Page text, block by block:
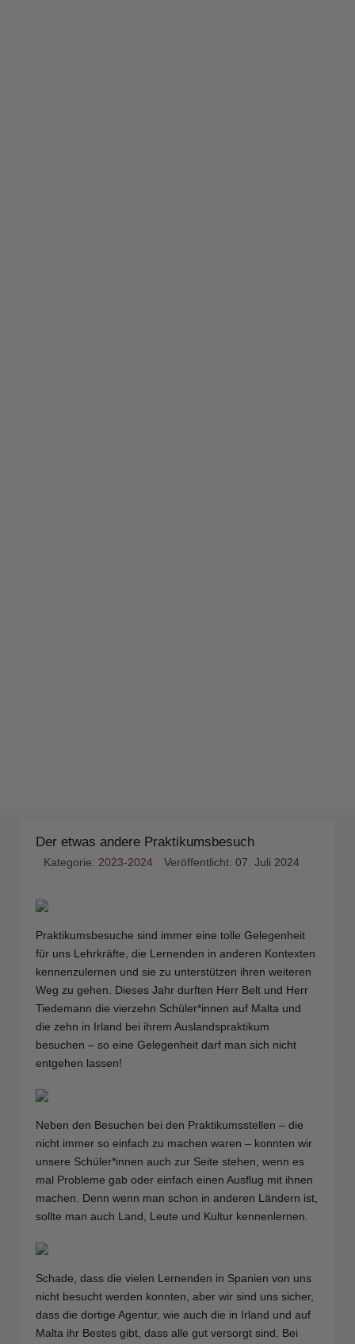
Der etwas andere Praktikumsbesuch
Kategorie:2023-2024 Veröffentlicht: 07. Juli 2024
Praktikumsbesuche sind immer eine tolle Gelegenheit
für uns Lehrkräfte, die Lernenden in anderen Kontexten
kennenzulernen und sie zu unterstützen ihren weiteren
Weg zu gehen. Dieses Jahr durften Herr Belt und Herr
Tiedemann die vierzehn Schüler*innen auf Malta und
die zehn in Irland bei ihrem Auslandspraktikum
besuchen – so eine Gelegenheit darf man sich nicht
entgehen lassen!
Neben den Besuchen bei den Praktikumsstellen – die
nicht immer so einfach zu machen waren – konnten wir
unsere Schüler*innen auch zur Seite stehen, wenn es
mal Probleme gab oder einfach einen Ausflug mit ihnen
machen. Denn wenn man schon in anderen Ländern ist,
sollte man auch Land, Leute und Kultur kennenlernen.
Schade, dass die vielen Lernenden in Spanien von uns
nicht besucht werden konnten, aber wir sind uns sicher,
dass die dortige Agentur, wie auch die in Irland und auf
Malta ihr Bestes gibt, dass alle gut versorgt sind. Bei